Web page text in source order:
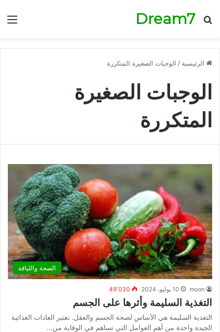
Dream7
بحث عن
الرئيسية / الوجبات الصغيرة المتكررة
الوجبات الصغيرة
المتكررة
الصحة واللياقة
moon 10 يوليو، 2024 49٬030
التغذية السليمة وأثرها على الجسم
التغذية السليمة هي الأساس لصحة الجسم والعقل. تعتبر العادات الغذائية
الجيدة واحدة من أهم العوامل التي تساهم في الوقاية من…